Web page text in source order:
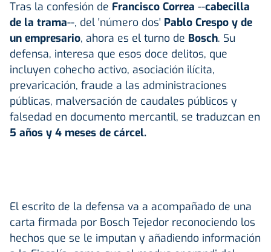
Tras la confesión de Francisco Correa --cabecilla
de la trama--, del 'número dos' Pablo Crespo y de
un empresario, ahora es el turno de Bosch. Su
defensa, interesa que esos doce delitos, que
incluyen cohecho activo, asociación ilícita,
prevaricación, fraude a las administraciones
públicas, malversación de caudales públicos y
falsedad en documento mercantil, se traduzcan en
5 años y 4 meses de cárcel.
El escrito de la defensa va a acompañado de una
carta firmada por Bosch Tejedor reconociendo los
hechos que se le imputan y añadiendo información